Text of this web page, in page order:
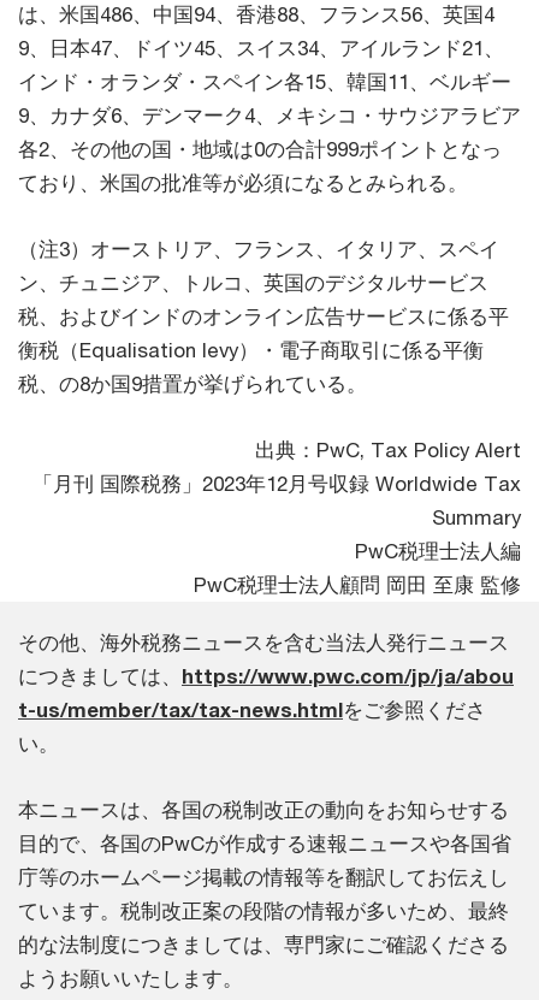
は、米国486、中国94、香港88、フランス56、英国4
9、日本47、ドイツ45、スイス34、アイルランド21、
インド・オランダ・スペイン各15、韓国11、ベルギー
9、カナダ6、デンマーク4、メキシコ・サウジアラビア
各2、その他の国・地域は0の合計999ポイントとなっ
ており、米国の批准等が必須になるとみられる。
（注3）オーストリア、フランス、イタリア、スペイ
ン、チュニジア、トルコ、英国のデジタルサービス
税、およびインドのオンライン広告サービスに係る平
衡税（Equalisation levy）・電子商取引に係る平衡
税、の8か国9措置が挙げられている。
出典：PwC, Tax Policy Alert
「月刊 国際税務」2023年12月号収録 Worldwide Tax
Summary
PwC税理士法人編
PwC税理士法人顧問 岡田 至康 監修
その他、海外税務ニュースを含む当法人発行ニュース
につきましては、 https://www.pwc.com/jp/ja/abou
t-us/member/tax/tax-news.htmlをご参照くださ
い。
本ニュースは、各国の税制改正の動向をお知らせする
目的で、各国のPwCが作成する速報ニュースや各国省
庁等のホームページ掲載の情報等を翻訳してお伝えし
ています。税制改正案の段階の情報が多いため、最終
的な法制度につきましては、専門家にご確認くださる
ようお願いいたします。